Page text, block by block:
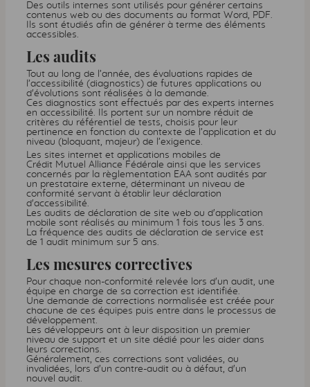
Des outils internes sont utilisés pour générer certains
contenus web ou des documents au format Word, PDF.
Ils sont étudiés afin de générer à terme des éléments
accessibles.
Les audits
Tout au long de l’année, des évaluations rapides de
l’accessibilité (diagnostics) de futures applications ou
d'évolutions sont réalisées à la demande.
Ces diagnostics sont effectués par des experts internes
en accessibilité. Ils portent sur un nombre réduit de
critères du référentiel de tests, choisis pour leur
pertinence en fonction du contexte de l’application et du
niveau (bloquant, majeur) de l’exigence.
Les sites internet et applications mobiles de
Crédit Mutuel Alliance Fédérale ainsi que les services
concernés par la règlementation EAA sont audités par
un prestataire externe, déterminant un niveau de
conformité servant à établir leur déclaration
d'accessibilité.
Les audits de déclaration de site web ou d'application
mobile sont réalisés au minimum 1 fois tous les 3 ans.
La fréquence des audits de déclaration de service est
de 1 audit minimum sur 5 ans.
Les mesures correctives
Pour chaque non-conformité relevée lors d'un audit, une
équipe en charge de sa correction est identifiée.
Une demande de corrections normalisée est créée pour
chacune de ces équipes puis entre dans le processus de
développement.
Les développeurs ont à leur disposition un premier
niveau de support et un site dédié pour les aider dans
leurs corrections.
Généralement, ces corrections sont validées, ou
invalidées, lors d'un contre-audit ou à défaut, d'un
nouvel audit.